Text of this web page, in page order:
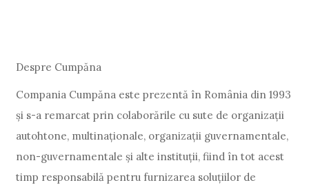
Despre Cumpăna
Compania Cumpăna este prezentă în România din 1993
și s-a remarcat prin colaborările cu sute de organizații
autohtone, multinaționale, organizații guvernamentale,
non-guvernamentale și alte instituții, fiind în tot acest
timp responsabilă pentru furnizarea soluțiilor de